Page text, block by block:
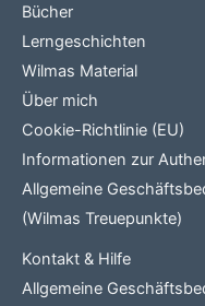
Bücher
Lerngeschichten
Wilmas Material
Über mich
Cookie-Richtlinie (EU)
Informationen zur
Allgemeine
(Wilmas Treuepunkte)
Kontakt & Hilfe
Allgemeine